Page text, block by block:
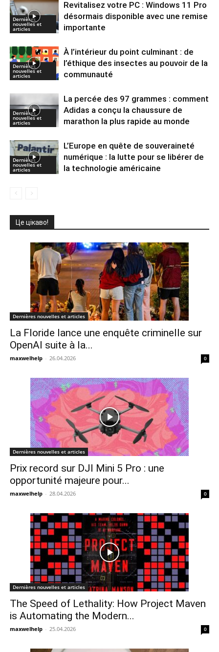
Dernières
nouvelles et
articles
Revitalisez votre PC : Windows 11 Pro
désormais disponible avec une remise
importante
Dernières
nouvelles et
articles
À l’intérieur du point culminant : de
l’éthique des insectes au pouvoir de la
communauté
Dernières
nouvelles et
articles
La percée des 97 grammes : comment
Adidas a conçu la chaussure de
marathon la plus rapide au monde
Dernières
nouvelles et
articles
L’Europe en quête de souveraineté
numérique : la lutte pour se libérer de
la technologie américaine
Це цікаво!
Dernières nouvelles et articles
La Floride lance une enquête criminelle sur
OpenAI suite à la...
maxwelhelp - 26.04.2026 0
Dernières nouvelles et articles
Prix record sur DJI Mini 5 Pro : une
opportunité majeure pour...
maxwelhelp - 28.04.2026 0
Dernières nouvelles et articles
The Speed of Lethality: How Project Maven
is Automating the Modern...
maxwelhelp - 25.04.2026 0